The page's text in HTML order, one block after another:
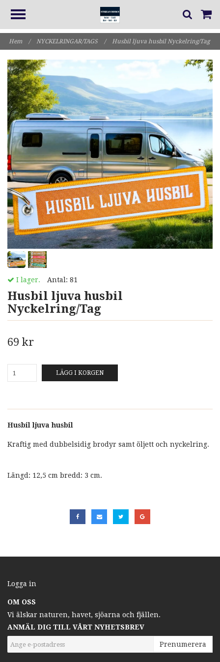
Hem / NYCKELRINGAR/TAGS / Husbil ljuva husbil Nyckelring/Tag
I lager. Antal: 81
Husbil ljuva husbil
Nyckelring/Tag
69 kr
LÄGG I KORGEN
Husbil ljuva husbil
Kraftig med dubbelsidig brodyr samt öljett och nyckelring.
Längd: 12,5 cm bredd: 3 cm.
Logga in
OM OSS
Vi älskar naturen, havet, sjöarna och fjällen.
ANMÄL DIG TILL VÅRT NYHETSBREV
Prenumerera